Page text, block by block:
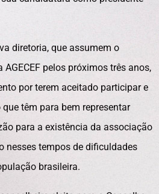
diretoria, que assumem o
pelos próximos três anos,
por terem aceitado participar e
têm para bem representar
para a existência da associação
nesses tempos de dificuldades
brasileira.